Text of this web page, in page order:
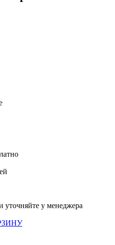
уточняйте у менеджера